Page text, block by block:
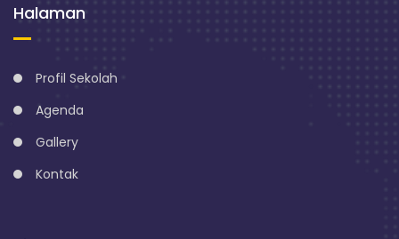
Halaman
Profil Sekolah
Agenda
Gallery
Kontak